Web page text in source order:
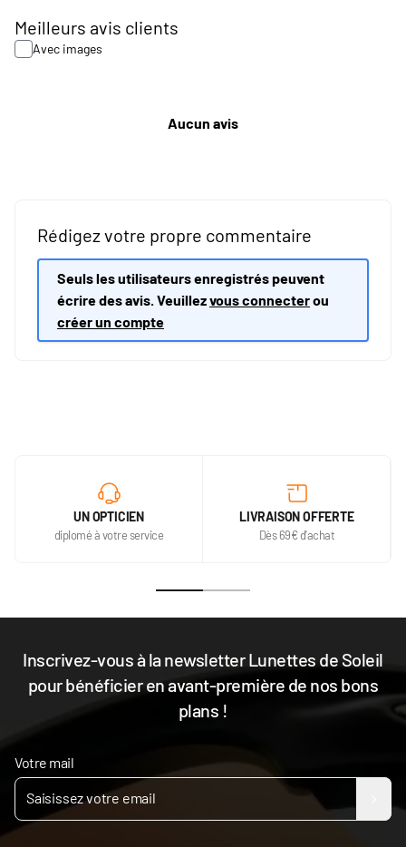
Meilleurs avis clients
Avec images
Aucun avis
Rédigez votre propre commentaire
Seuls les utilisateurs enregistrés peuvent
écrire des avis. Veuillezvous connecterou
créer un compte
UN OPTICIEN
diplomé à votre service
LIVRAISON OFFERTE
Dès 69€ d'achat
Inscrivez-vous à la newsletter Lunettes de Soleil
pour bénéficier en avant-première de nos bons
plans !
Votre mail